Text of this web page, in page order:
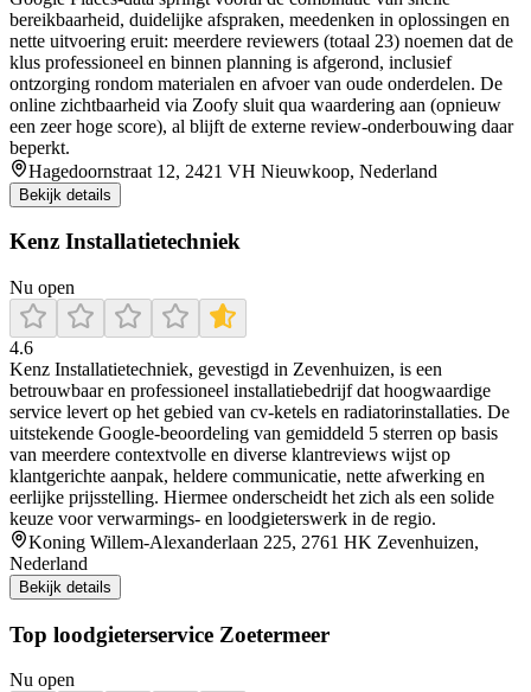
bereikbaarheid, duidelijke afspraken, meedenken in oplossingen en
nette uitvoering eruit: meerdere reviewers (totaal 23) noemen dat de
klus professioneel en binnen planning is afgerond, inclusief
ontzorging rondom materialen en afvoer van oude onderdelen. De
online zichtbaarheid via Zoofy sluit qua waardering aan (opnieuw
een zeer hoge score), al blijft de externe review-onderbouwing daar
beperkt.
Hagedoornstraat 12, 2421 VH Nieuwkoop, Nederland
Bekijk details
Kenz Installatietechniek
Nu open
4.6
Kenz Installatietechniek, gevestigd in Zevenhuizen, is een
betrouwbaar en professioneel installatiebedrijf dat hoogwaardige
service levert op het gebied van cv-ketels en radiatorinstallaties. De
uitstekende Google-beoordeling van gemiddeld 5 sterren op basis
van meerdere contextvolle en diverse klantreviews wijst op
klantgerichte aanpak, heldere communicatie, nette afwerking en
eerlijke prijsstelling. Hiermee onderscheidt het zich als een solide
keuze voor verwarmings- en loodgieterswerk in de regio.
Koning Willem-Alexanderlaan 225, 2761 HK Zevenhuizen,
Nederland
Bekijk details
Top loodgieterservice Zoetermeer
Nu open